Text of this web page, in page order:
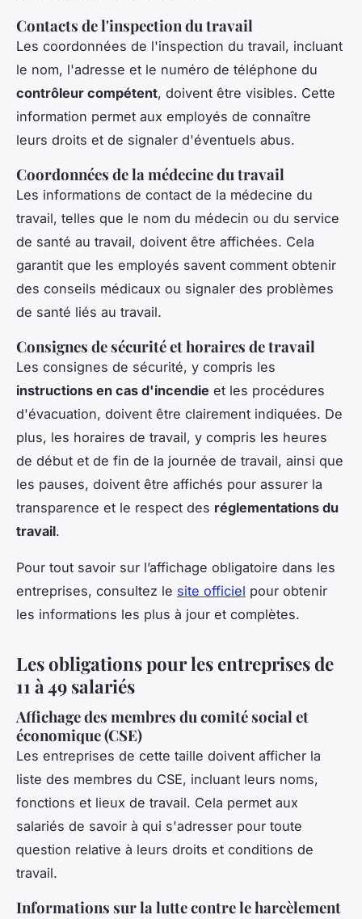
Contacts de l'inspection du travail
Les coordonnées de l'inspection du travail, incluant
le nom, l'adresse et le numéro de téléphone du
contrôleur compétent, doivent être visibles. Cette
information permet aux employés de connaître
leurs droits et de signaler d'éventuels abus.
Coordonnées de la médecine du travail
Les informations de contact de la médecine du
travail, telles que le nom du médecin ou du service
de santé au travail, doivent être affichées. Cela
garantit que les employés savent comment obtenir
des conseils médicaux ou signaler des problèmes
de santé liés au travail.
Consignes de sécurité et horaires de travail
Les consignes de sécurité, y compris les
instructions en cas d'incendie et les procédures
d'évacuation, doivent être clairement indiquées. De
plus, les horaires de travail, y compris les heures
de début et de fin de la journée de travail, ainsi que
les pauses, doivent être affichés pour assurer la
transparence et le respect des réglementations du
travail.
Pour tout savoir sur l’affichage obligatoire dans les
entreprises, consultez le site officiel pour obtenir
les informations les plus à jour et complètes.
Les obligations pour les entreprises de
11 à 49 salariés
Affichage des membres du comité social et
économique (CSE)
Les entreprises de cette taille doivent afficher la
liste des membres du CSE, incluant leurs noms,
fonctions et lieux de travail. Cela permet aux
salariés de savoir à qui s'adresser pour toute
question relative à leurs droits et conditions de
travail.
Informations sur la lutte contre le harcèlement